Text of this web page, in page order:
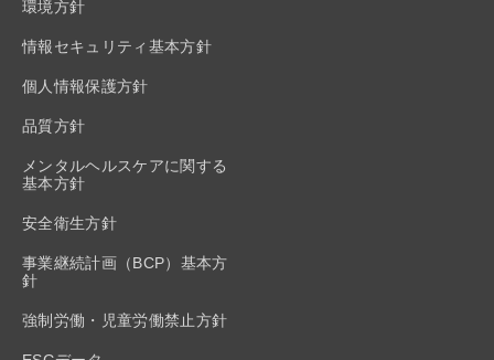
環境方針
情報セキュリティ基本方針
個人情報保護方針
品質方針
メンタルヘルスケアに関する
基本方針
安全衛生方針
事業継続計画（BCP）基本方
針
強制労働・児童労働禁止方針